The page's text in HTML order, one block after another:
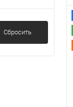
Сбросить